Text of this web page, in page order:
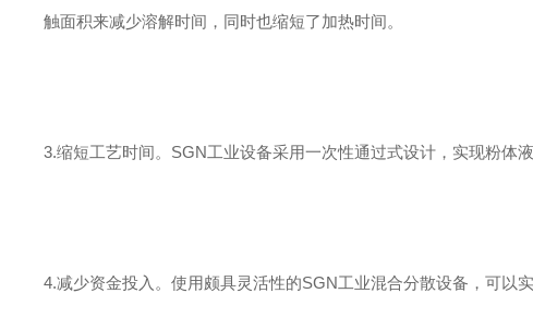
触面积来减少溶解时间，同时也缩短了加热时间。
3.缩短工艺时间。SGN工业设备采用一次性通过式设计，实现粉体液
4.减少资金投入。使用颇具灵活性的SGN工业混合分散设备，可以实